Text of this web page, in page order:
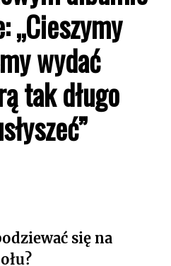
„Cieszymy
wydać
tak długo
się na